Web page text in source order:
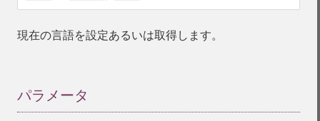
現在の言語を設定あるいは取得します。
パラメータ